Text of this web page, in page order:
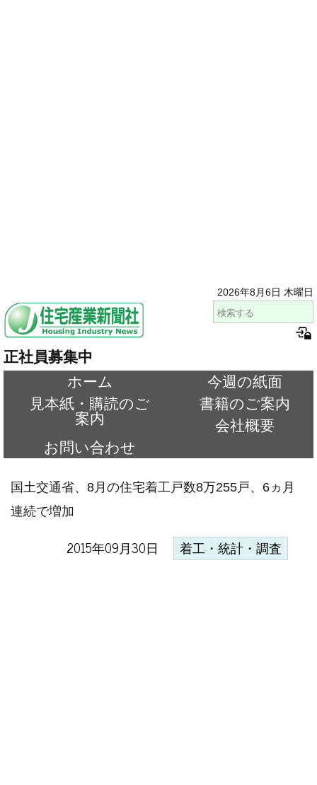
2026年8月6日 木曜日
正社員募集中
ホーム
今週の紙面
見本紙・購読のご
案内
書籍のご案内
会社概要
お問い合わせ
国土交通省、8月の住宅着工戸数8万255戸、6ヵ月
連続で増加
2015年09月30日 着工・統計・調査